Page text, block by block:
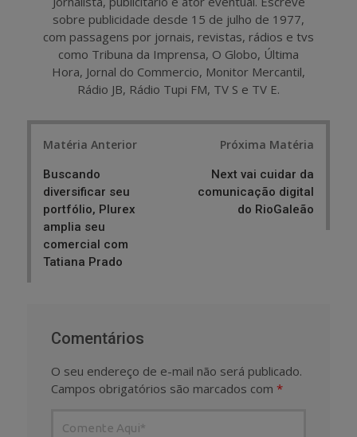
sobre publicidade desde 15 de julho de 1977,
com passagens por jornais, revistas, rádios e tvs
como Tribuna da Imprensa, O Globo, Última
Hora, Jornal do Commercio, Monitor Mercantil,
Rádio JB, Rádio Tupi FM, TV S e TV E.
Matéria Anterior
Buscando
diversificar seu
portfólio, Plurex
amplia seu
comercial com
Tatiana Prado
Próxima Matéria
Next vai cuidar da
comunicação digital
do RioGaleão
Comentários
O seu endereço de e-mail não será publicado.
Campos obrigatórios são marcados com *